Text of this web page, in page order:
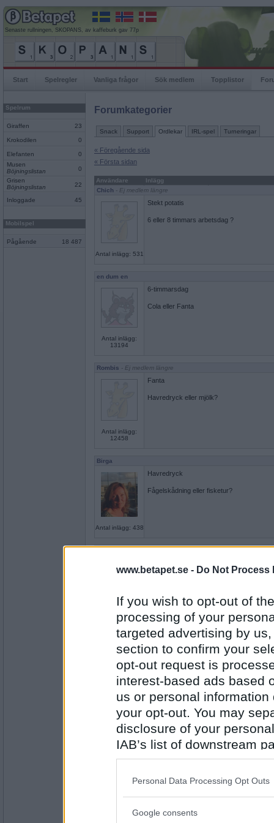
www.betapet.se - Do Not Process
If you wish to opt-out of
processing of your
targeted advertising by
section to confirm your
opt-out request is
interest-based ads based
us or personal
your opt-out. You may
disclosure of your
IAB’s list of downstream
also be disclosed by us
Downstream Participants
Please note that this
Personal Data Processing Opt Outs
Google consents
Senaste rullningen, SKOPANS, av kaffeburk gav 77p
Start Spelregler Vanliga frågor Sök medlem Topplistor
Spelrum
Giraffen 23
Krokodilen 0
Elefanten
0
Musen
Böjningslistan
0
Grisen
Böjningslistan
22
Inloggade 45
Mobilspel
Pågående 18 487
Forumkategorier
Snack Support Ordlekar IRL-spel Turneringar
« Föregående sida
« Första sidan
Användare
Inlägg
Chich - Ej medlem längre
Antal inlägg: 531
Stekt potatis
6 eller 8 timmars arbetsdag ?
en dum en
Antal inlägg:
13194
6-timmarsdag
Cola eller Fanta
Rombis - Ej medlem längre
Antal inlägg:
12458
Fanta
Havredryck eller mjölk?
Birga
Antal inlägg: 438
Havredryck
Fågelskådning eller fisketur?
Antal inlägg:
12458
Antal inlägg:
2407
Svampplockning
Kort- eller långpromenad?
Rombis - Ej medlem längre